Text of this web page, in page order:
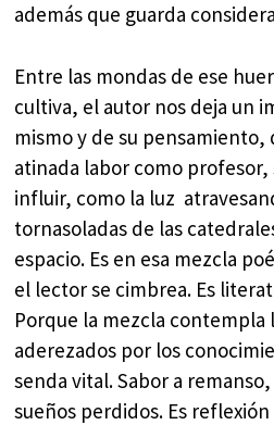
además que guarda
Entre las mondas de ese
cultiva, el autor nos deja un
mismo y de su pensamiento,
atinada labor como profesor,
influir, como la luz
tornasoladas de las
espacio. Es en esa mezcla
el lector se cimbrea. Es
Porque la mezcla
aderezados por los
senda vital. Sabor a
sueños perdidos. Es